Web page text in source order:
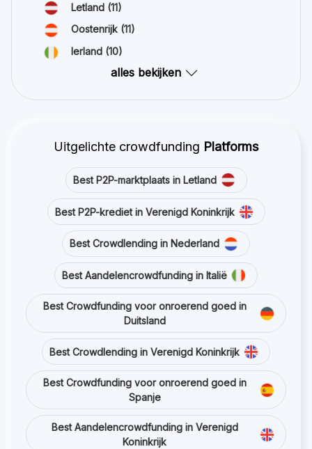
Letland (11)
Oostenrijk (11)
Ierland (10)
alles bekijken
Uitgelichte crowdfunding Platforms
Best P2P-marktplaats in Letland
Best P2P-krediet in Verenigd Koninkrijk
Best Crowdlending in Nederland
Best Aandelencrowdfunding in Italië
Best Crowdfunding voor onroerend goed in
Duitsland
Best Crowdlending in Verenigd Koninkrijk
Best Crowdfunding voor onroerend goed in
Spanje
Best Aandelencrowdfunding in Verenigd
Koninkrijk